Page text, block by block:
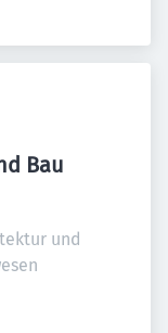
Bau
und